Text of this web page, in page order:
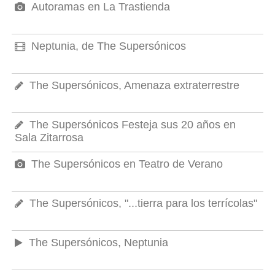
Autoramas en La Trastienda
Neptunia, de The Supersónicos
The Supersónicos, Amenaza extraterrestre
The Supersónicos Festeja sus 20 años en
Sala Zitarrosa
The Supersónicos en Teatro de Verano
The Supersónicos, "...tierra para los terrícolas"
The Supersónicos, Neptunia